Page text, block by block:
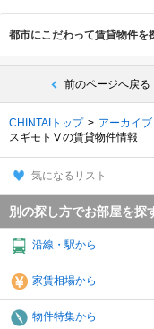
都市にこだわって賃貸物件を
前のページへ戻る
CHINTAIトップ アーカイブ
スギモトⅤの賃貸物件情報
気になるリスト
別の探し方でお部屋を探
沿線・駅から
家賃相場から
物件特集から